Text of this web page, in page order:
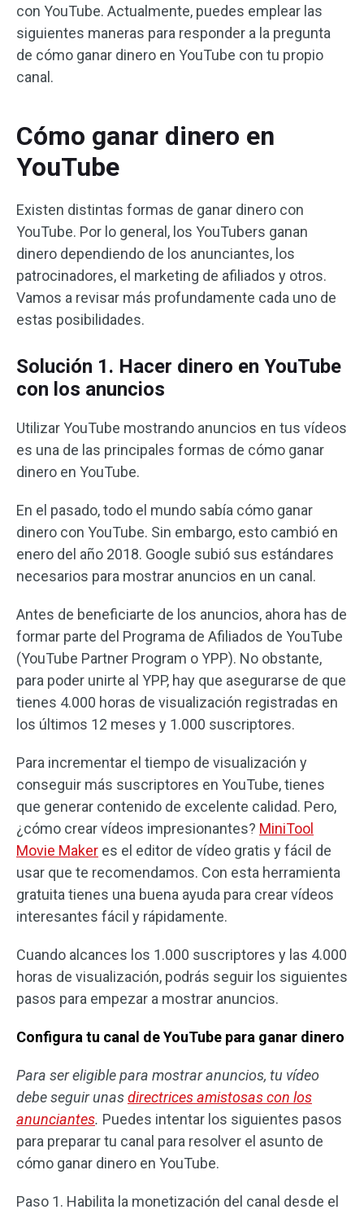
con YouTube. Actualmente, puedes emplear las
siguientes maneras para responder a la pregunta
de cómo ganar dinero en YouTube con tu propio
canal.
Cómo ganar dinero en
YouTube
Existen distintas formas de ganar dinero con
YouTube. Por lo general, los YouTubers ganan
dinero dependiendo de los anunciantes, los
patrocinadores, el marketing de afiliados y otros.
Vamos a revisar más profundamente cada uno de
estas posibilidades.
Solución 1. Hacer dinero en YouTube
con los anuncios
Utilizar YouTube mostrando anuncios en tus vídeos
es una de las principales formas de cómo ganar
dinero en YouTube.
En el pasado, todo el mundo sabía cómo ganar
dinero con YouTube. Sin embargo, esto cambió en
enero del año 2018. Google subió sus estándares
necesarios para mostrar anuncios en un canal.
Antes de beneficiarte de los anuncios, ahora has de
formar parte del Programa de Afiliados de YouTube
(YouTube Partner Program o YPP). No obstante,
para poder unirte al YPP, hay que asegurarse de que
tienes 4.000 horas de visualización registradas en
los últimos 12 meses y 1.000 suscriptores.
Para incrementar el tiempo de visualización y
conseguir más suscriptores en YouTube, tienes
que generar contenido de excelente calidad. Pero,
¿cómo crear vídeos impresionantes? MiniTool
Movie Maker es el editor de vídeo gratis y fácil de
usar que te recomendamos. Con esta herramienta
gratuita tienes una buena ayuda para crear vídeos
interesantes fácil y rápidamente.
Cuando alcances los 1.000 suscriptores y las 4.000
horas de visualización, podrás seguir los siguientes
pasos para empezar a mostrar anuncios.
Configura tu canal de YouTube para ganar dinero
Para ser eligible para mostrar anuncios, tu vídeo
debe seguir unasdirectrices amistosas con los
anunciantes. Puedes intentar los siguientes pasos
para preparar tu canal para resolver el asunto de
cómo ganar dinero en YouTube.
Paso 1. Habilita la monetización del canal desde el